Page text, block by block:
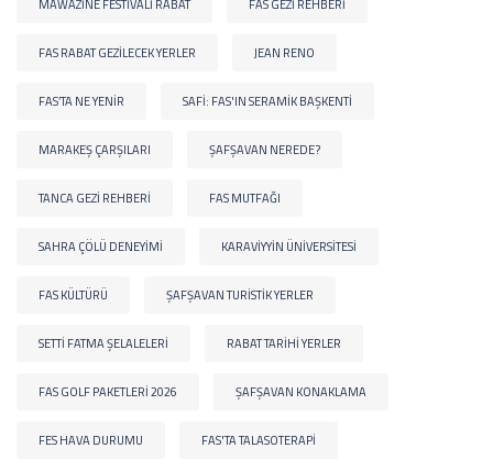
MAWAZINE FESTIVALI RABAT FAS GEZI REHBERI
FAS RABAT GEZILECEK YERLER JEAN RENO
FAS’TA NE YENIR SAFI: FAS'IN SERAMIK BAŞKENTI
MARAKEŞ ÇARŞILARI ŞAFŞAVAN NEREDE?
TANCA GEZI REHBERI FAS MUTFAĞI
SAHRA ÇÖLÜ DENEYIMI KARAVIYYIN ÜNIVERSITESI
FAS KÜLTÜRÜ ŞAFŞAVAN TURISTIK YERLER
SETTI FATMA ŞELALELERI RABAT TARIHI YERLER
FAS GOLF PAKETLERI 2026 ŞAFŞAVAN KONAKLAMA
FES HAVA DURUMU FAS'TA TALASOTERAPI